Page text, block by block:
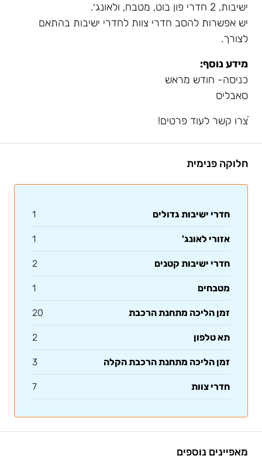
ישיבות, 2 חדרי פון בוט, מטבח, ולאונג׳.
יש אפשרות להסב חדרי צוות לחדרי ישיבות בהתאם
לצורך.
מידע נוסף:
כניסה- חודש מראש
סאבליס
ֿצרו קשר לעוד פרטים!
חלוקה פנימית
חדרי ישיבות גדולים 1
אזורי לאונג' 1
חדרי ישיבות קטנים 2
מטבחים 1
זמן הליכה מתחנת הרכבת 20
תא טלפון 2
זמן הליכה מתחנת הרכבת הקלה 3
חדרי צוות 7
מאפיינים נוספים